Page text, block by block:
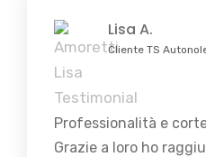
Lisa A.
Cliente TS
Professionalità e
Grazie a loro ho